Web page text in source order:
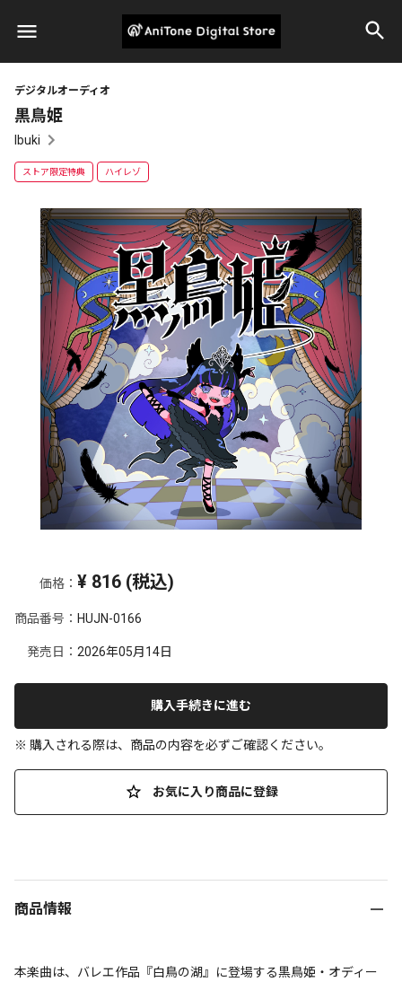
デジタルオーディオ
黒鳥姫
Ibuki
ストア限定特典 ハイレゾ
価格： ¥ 816 (税込)
商品番号： HUJN-0166
発売日： 2026年05月14日
購入手続きに進む
※ 購入される際は、商品の内容を必ずご確認ください。
お気に入り商品に登録
商品情報
本楽曲は、バレエ作品『白鳥の湖』に登場する黒鳥姫・オディー